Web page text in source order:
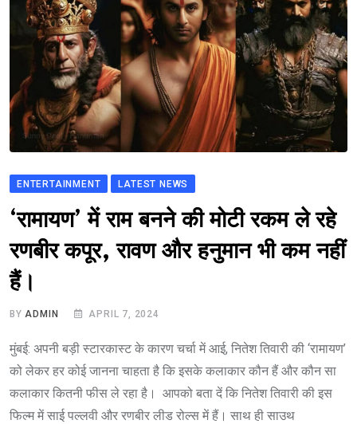
ENTERTAINMENT LATEST NEWS
‘रामायण’ में राम बनने की मोटी रकम ले रहे
रणबीर कपूर, रावण और हनुमान भी कम नहीं
हैं।
BY ADMIN APRIL 7, 2024
मुंबई: अपनी बड़ी स्टारकास्ट के कारण चर्चा में आई, नितेश तिवारी की ‘रामायण’
को लेकर हर कोई जानना चाहता है कि इसके कलाकार कौन हैं और कौन सा
कलाकार कितनी फीस ले रहा है। आपको बता दें कि नितेश तिवारी की इस
फिल्म में साई पल्लवी और रणबीर लीड रोल्स में हैं। साथ ही साउथ